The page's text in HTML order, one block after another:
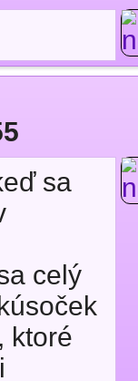
sa
celý
ktoré